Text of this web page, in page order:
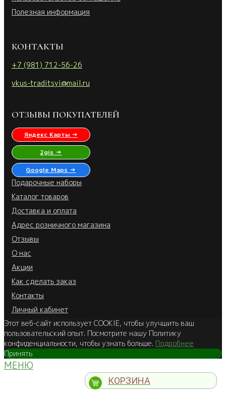
Полезная информация
КОНТАКТЫ
+7 (981) 712-56-26
vkus-traditsyi@mail.ru
ОТЗЫВЫ ПОКУПАТЕЛЕЙ
Яндекс Карты →
2gis →
Google Maps →
Подарочные наборы
Каталог товаров
Доставка и оплата
Адрес розничного магазина
Отзывы
О нас
Акции
Как сделать заказ
Контакты
Личный кабинет
Этот веб-сайт использует COOKIE, чтобы улучшить ваш
пользовательский опыт. Посмотрите нашу Политику
конфиденциальности, чтобы узнать больше. Подробнее
Принять
МЕНЮ
КОРЗИНА